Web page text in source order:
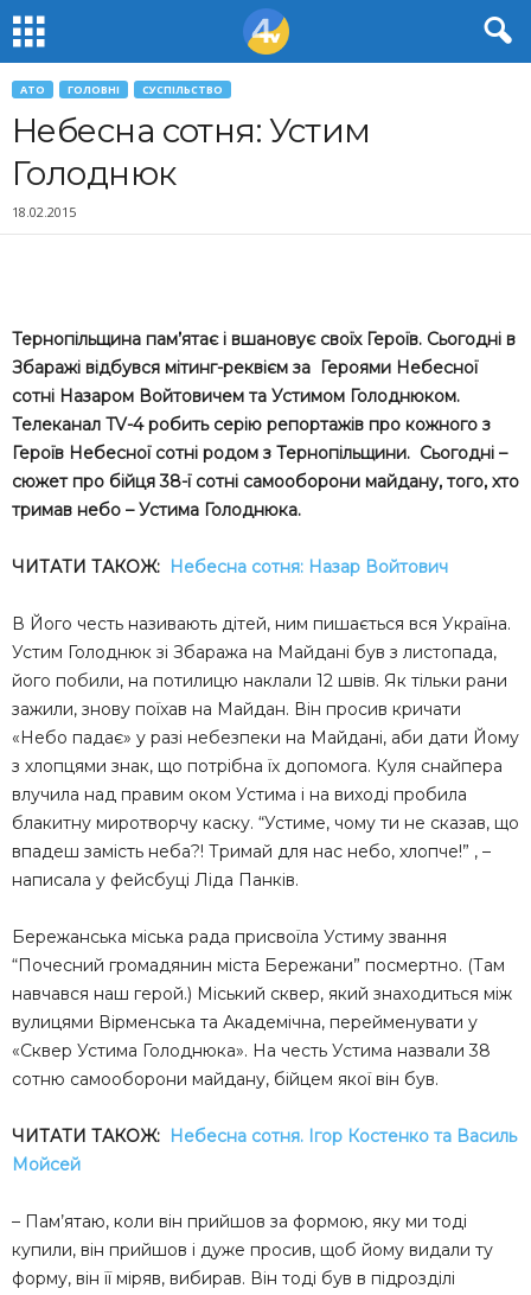
АТО ГОЛОВНІ СУСПІЛЬСТВО
Небесна сотня: Устим
Голоднюк
18.02.2015
Тернопільщина пам’ятає і вшановує своїх Героїв. Сьогодні в
Збаражі відбувся мітинг-реквієм за Героями Небесної
сотні Назаром Войтовичем та Устимом Голоднюком.
Телеканал TV-4 робить серію репортажів про кожного з
Героїв Небесної сотні родом з Тернопільщини. Сьогодні –
сюжет про бійця 38-ї сотні самооборони майдану, того, хто
тримав небо – Устима Голоднюка.
ЧИТАТИ ТАКОЖ: Небесна сотня: Назар Войтович
В Його честь називають дітей, ним пишається вся Україна.
Устим Голоднюк зі Збаража на Майдані був з листопада,
його побили, на потилицю наклали 12 швів. Як тільки рани
зажили, знову поїхав на Майдан. Він просив кричати
«Небо падає» у разі небезпеки на Майдані, аби дати Йому
з хлопцями знак, що потрібна їх допомога. Куля снайпера
влучила над правим оком Устима і на виході пробила
блакитну миротворчу каску. “Устиме, чому ти не сказав, що
впадеш замість неба?! Тримай для нас небо, хлопче!” , –
написала у фейсбуці Ліда Панків.
Бережанська міська рада присвоїла Устиму звання
“Почесний громадянин міста Бережани” посмертно. (Там
навчався наш герой.) Міський сквер, який знаходиться між
вулицями Вірменська та Академічна, перейменувати у
«Сквер Устима Голоднюка». На честь Устима назвали 38
сотню самооборони майдану, бійцем якої він був.
ЧИТАТИ ТАКОЖ: Небесна сотня. Ігор Костенко та Василь
Мойсей
– Пам’ятаю, коли він прийшов за формою, яку ми тоді
купили, він прийшов і дуже просив, щоб йому видали ту
форму, він її міряв, вибирав. Він тоді був в підрозділі